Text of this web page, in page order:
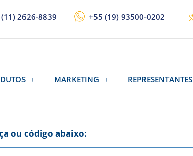
2626-8839 +55 (19) 93500-0202
MARKETING REPRESENTANTES
ou código abaixo: